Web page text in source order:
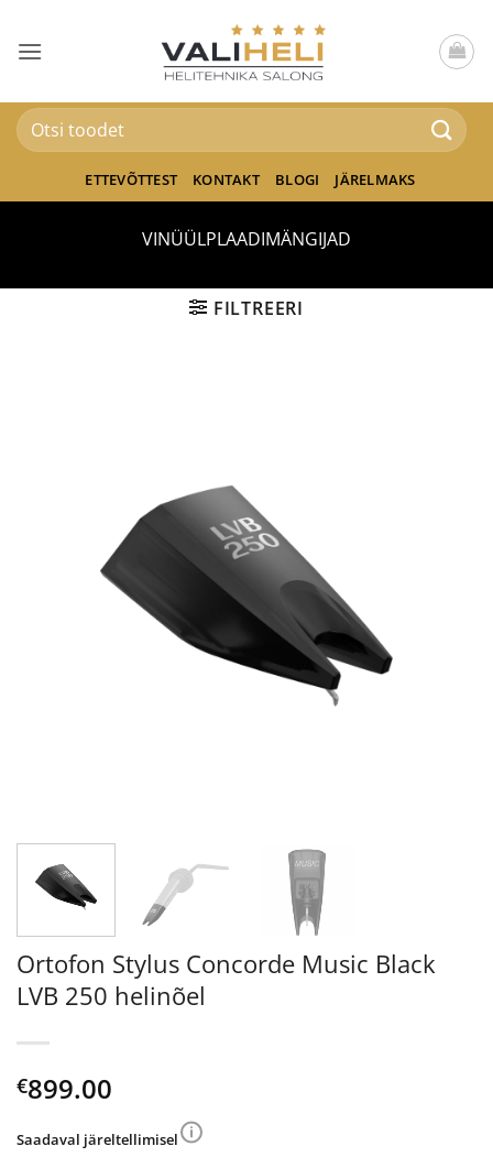
content
Otsi:
ETTEVÕTTEST KONTAKT BLOGI JÄRELMAKS
VINÜÜLPLAADIMÄNGIJAD
FILTREERI
Ortofon Stylus Concorde Music Black
LVB 250 helinõel
€899.00
Saadaval järeltellimisel